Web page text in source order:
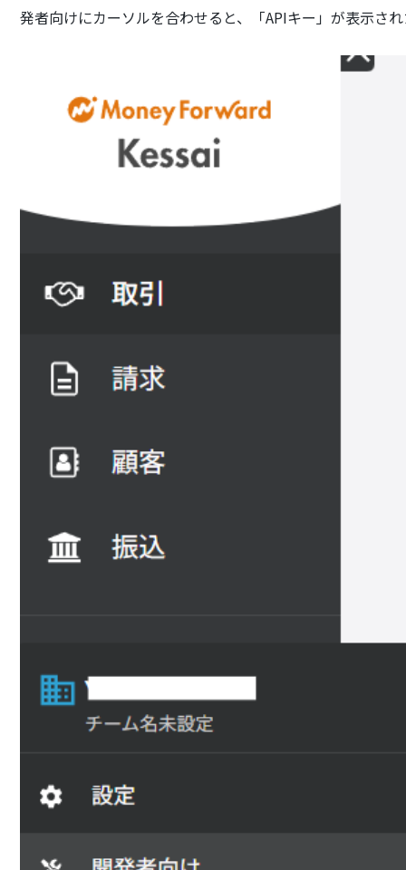
発者向けにカーソルを合わせると、「APIキー」が表示さ